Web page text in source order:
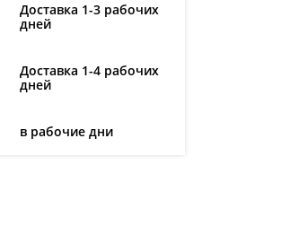
Доставка 1-3 рабочих
дней
Доставка 1-4 рабочих
дней
в рабочие дни